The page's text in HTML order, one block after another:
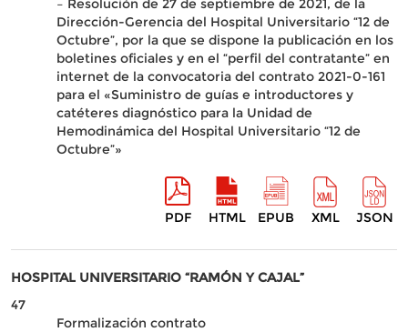
– Resolución de 27 de septiembre de 2021, de la
Dirección-Gerencia del Hospital Universitario “12 de
Octubre”, por la que se dispone la publicación en los
boletines oficiales y en el “perfil del contratante” en
internet de la convocatoria del contrato 2021-0-161
para el «Suministro de guías e introductores y
catéteres diagnóstico para la Unidad de
Hemodinámica del Hospital Universitario “12 de
Octubre”»
PDF HTML EPUB XML JSON
HOSPITAL UNIVERSITARIO “RAMÓN Y CAJAL”
47
Formalización contrato